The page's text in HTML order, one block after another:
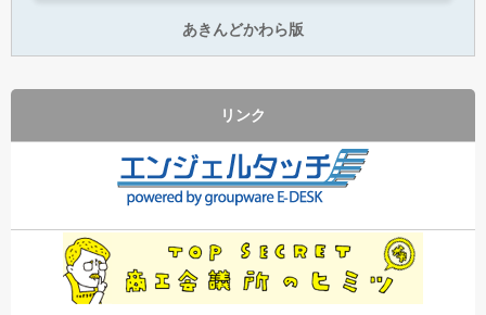
あきんどかわら版
リンク